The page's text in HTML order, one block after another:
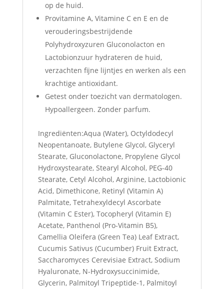
op de huid.
Provitamine A, Vitamine C en E en de
verouderingsbestrijdende
Polyhydroxyzuren Gluconolacton en
Lactobionzuur hydrateren de huid,
verzachten fijne lijntjes en werken als een
krachtige antioxidant.
Getest onder toezicht van dermatologen.
Hypoallergeen. Zonder parfum.
Ingrediënten:Aqua (Water), Octyldodecyl
Neopentanoate, Butylene Glycol, Glyceryl
Stearate, Gluconolactone, Propylene Glycol
Hydroxystearate, Stearyl Alcohol, PEG-40
Stearate, Cetyl Alcohol, Arginine, Lactobionic
Acid, Dimethicone, Retinyl (Vitamin A)
Palmitate, Tetrahexyldecyl Ascorbate
(Vitamin C Ester), Tocopheryl (Vitamin E)
Acetate, Panthenol (Pro-Vitamin B5),
Camellia Oleifera (Green Tea) Leaf Extract,
Cucumis Sativus (Cucumber) Fruit Extract,
Saccharomyces Cerevisiae Extract, Sodium
Hyaluronate, N-Hydroxysuccinimide,
Glycerin, Palmitoyl Tripeptide-1, Palmitoyl